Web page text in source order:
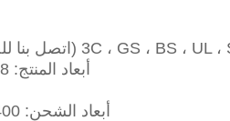
أبعاد المنتج: 278 مم * 228 مم * 154 مم
أبعاد الشحن: 400 مم * 300 مم * 300 مم *